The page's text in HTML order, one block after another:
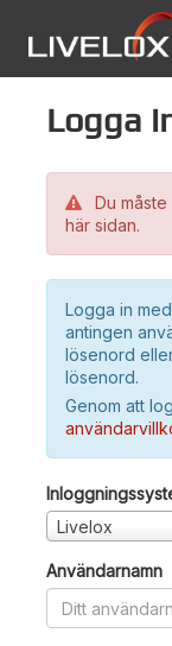
Logga
Du
här sidan.
Logga in
antingen
lösenord
lösenord.
Genom att
Livelox
Användarnamn